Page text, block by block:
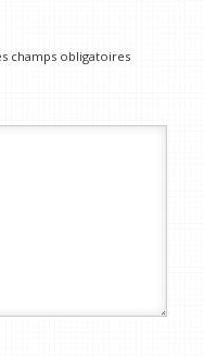
champs obligatoires